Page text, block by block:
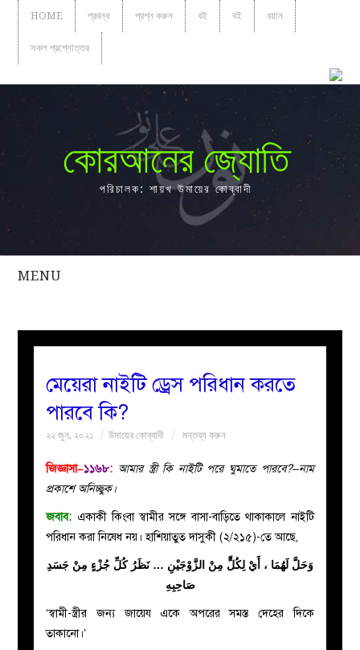
HOME প্রবন্ধ প্রশ্ন করুন বই বই বয়ান
সকল প্রশ্নোত্তর
কোরআনের জ্যোতি
পরিচালক: শায়খ উমায়ের কোব্বাদী
MENU
সকল
নারীদের
ইসলাহী
মজলিস
করুন
মেয়েরা নাইটি ড্রেস পরিধান করতে
পারবে কি?
২২ জুন, ২০২১ উমায়ের কোব্বাদী মন্তব্য করুন
জিজ্ঞাসা–১১৬৮: আমার স্ত্রী কি নাইটি পরে ঘুমাতে পারবে?–নাম
প্রকাশে অনিচ্ছুক।
জবাব: একাকী কিংবা স্বামীর সঙ্গে বাসা-বাড়িতে থাকাকালে নাইটি
পরিধান করা নিষেধ নয়। হাশিয়াতুত দাসুকী (২/২১৫)-তে আছে,
وَحَلَّ لَهُمَا ، أَيْ لِكُلٍّ مِنْ الزَّوْجَيْنِ … نَظَرُ كُلِّ جُزْءٍ مِنْ جَسَدِ
صَاحِبِهِ
‘স্বামী-স্ত্রীর জন্য জায়েয একে অপরের সমস্ত দেহের দিকে
তাকানো।’